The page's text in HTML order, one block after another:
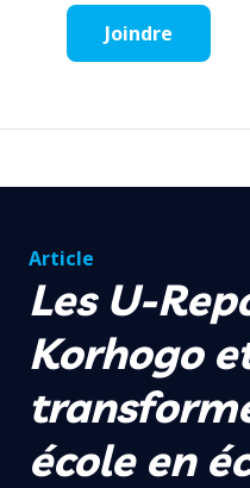
Joindre
Article
Les U-
Korhogo
école en